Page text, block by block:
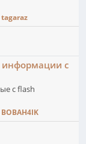
tagaraz
информации с
с flash
BOBAH4IK